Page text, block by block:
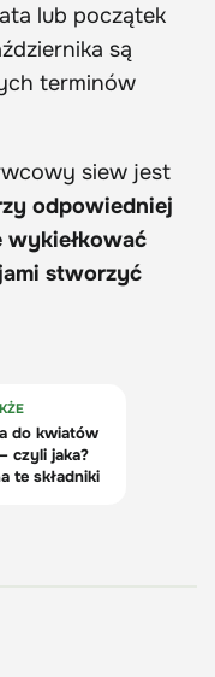
lub początek
są
terminów
siew jest
odpowiedniej
wykiełkować
stworzyć